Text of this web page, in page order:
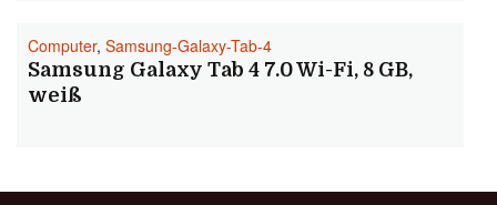
Computer, Samsung-Galaxy-Tab-4
Samsung Galaxy Tab 4 7.0 Wi-Fi, 8 GB,
weiß